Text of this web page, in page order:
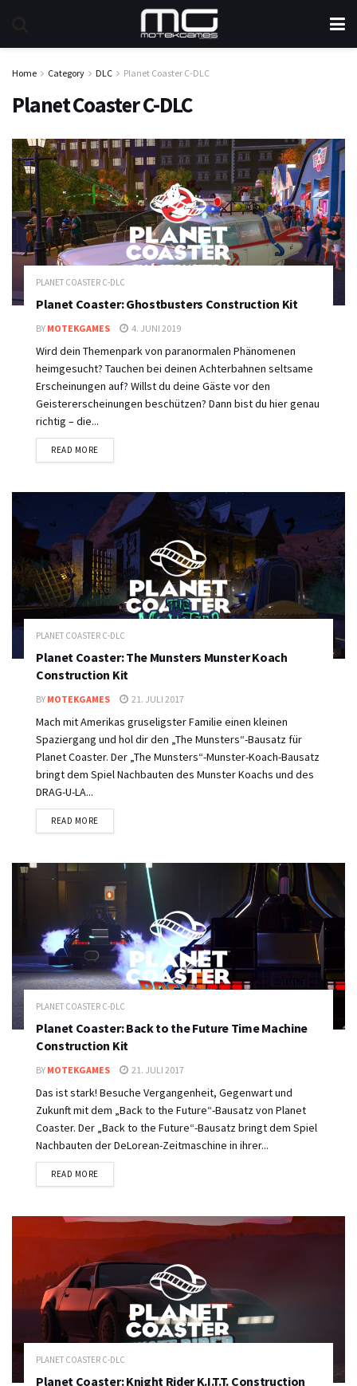
Home Category DLC Planet Coaster C-DLC
Planet Coaster C-DLC
PLANET COASTER C-DLC
Planet Coaster: Ghostbusters Construction Kit
BY MOTEKGAMES 4. JUNI 2019
Wird dein Themenpark von paranormalen Phänomenen
heimgesucht? Tauchen bei deinen Achterbahnen seltsame
Erscheinungen auf? Willst du deine Gäste vor den
Geistererscheinungen beschützen? Dann bist du hier genau
richtig – die...
READ MOREDETAILS
PLANET COASTER C-DLC
Planet Coaster: The Munsters Munster Koach
Construction Kit
BY MOTEKGAMES 21. JULI 2017
Mach mit Amerikas gruseligster Familie einen kleinen
Spaziergang und hol dir den „The Munsters“-Bausatz für
Planet Coaster. Der „The Munsters“-Munster-Koach-Bausatz
bringt dem Spiel Nachbauten des Munster Koachs und des
DRAG-U-LA...
READ MOREDETAILS
PLANET COASTER C-DLC
Planet Coaster: Back to the Future Time Machine
Construction Kit
BY MOTEKGAMES 21. JULI 2017
Das ist stark! Besuche Vergangenheit, Gegenwart und
Zukunft mit dem „Back to the Future“-Bausatz von Planet
Coaster. Der „Back to the Future“-Bausatz bringt dem Spiel
Nachbauten der DeLorean-Zeitmaschine in ihrer...
READ MOREDETAILS
PLANET COASTER C-DLC
Planet Coaster: Knight Rider K.I.T.T. Construction